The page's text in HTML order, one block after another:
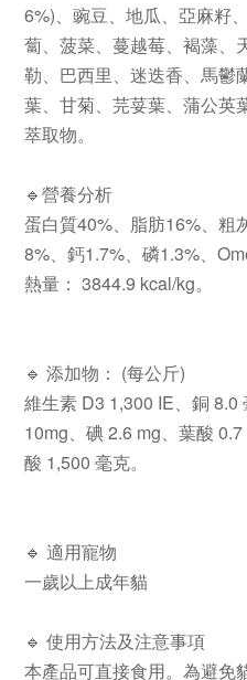
6%)、豌豆、地瓜、亞麻籽
蔔、菠菜、蔓越莓、褐藻、
勒、巴西里、迷迭香、馬鬱
葉、甘菊、芫荽葉、蒲公英
萃取物。
🔹營養分析
蛋白質40%、脂肪16%、粗
8%、鈣1.7%、磷1.3%、
熱量： 3844.9 kcal/kg。
🔹 添加物： (每公斤)
維生素 D3 1,300 IE、銅 8.0
10mg、碘 2.6 mg、葉酸
酸 1,500 毫克。
🔹 適用寵物
一歲以上成年貓
🔹 使用方法及注意事項
本產品可直接食用。為避免